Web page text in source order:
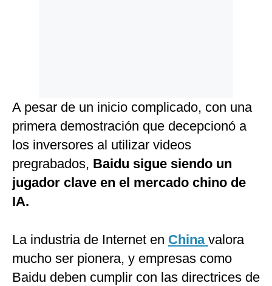
A pesar de un inicio complicado, con una
primera demostración que decepcionó a
los inversores al utilizar videos
pregrabados, Baidu sigue siendo un
jugador clave en el mercado chino de
IA.
La industria de Internet en China valora
mucho ser pionera, y empresas como
Baidu deben cumplir con las directrices de